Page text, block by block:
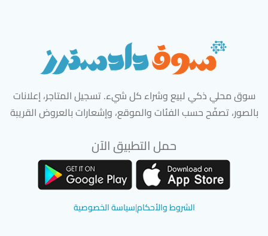
سوق محلي ذكي لبيع وشراء كل شيء. تسجيل المتاجر، إعلانات
بالصور، تصفّح حسب الفئات والموقع، وإشعارات بالعروض القريبة
حمل التطبيق الآن
الشروط والأحكام|سياسة الخصوصية